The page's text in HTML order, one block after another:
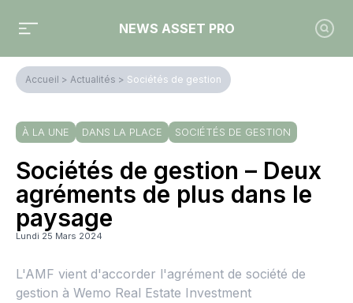
NEWS ASSET PRO
Accueil > Actualités > Sociétés de gestion
À LA UNE DANS LA PLACE SOCIÉTÉS DE GESTION
Sociétés de gestion – Deux
agréments de plus dans le
paysage
Lundi 25 Mars 2024
L'AMF vient d'accorder l'agrément de société de
gestion à Wemo Real Estate Investment